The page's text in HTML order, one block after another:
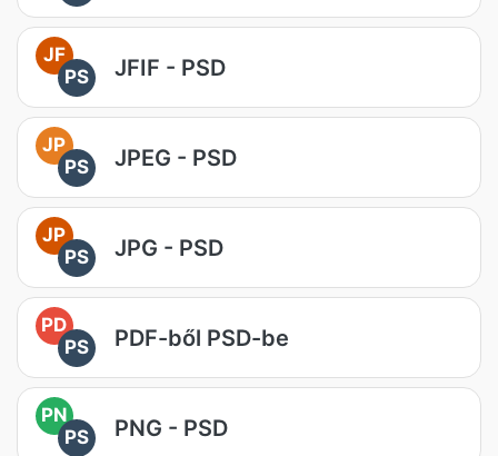
JF
PS
JFIF - PSD
JP
PS
JPEG - PSD
JP
PS
JPG - PSD
PD
PS
PDF-ből PSD-be
PN
PS
PNG - PSD